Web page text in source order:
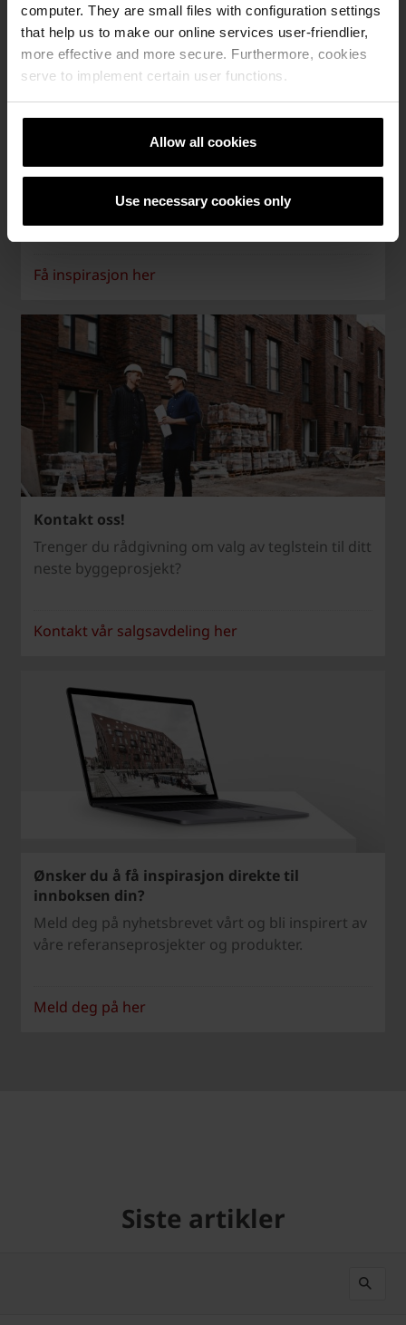
computer. They are small files with configuration settings
that help us to make our online services user-friendlier,
more effective and more secure. Furthermore, cookies
serve to implement certain user functions.
Allow all cookies
Use necessary cookies only
Nysgjerrig på vår bløtstrøken tegl?
Vi leverer bløtstrøken tegl i mange forskjellige
Få inspirasjon her
Kontakt oss!
Trenger du rådgivning om valg av teglstein til ditt
neste byggeprosjekt?
Kontakt vår salgsavdeling her
Ønsker du å få inspirasjon direkte til
innboksen din?
Meld deg på nyhetsbrevet vårt og bli inspirert av
våre referanseprosjekter og produkter.
Meld deg på her
Siste artikler